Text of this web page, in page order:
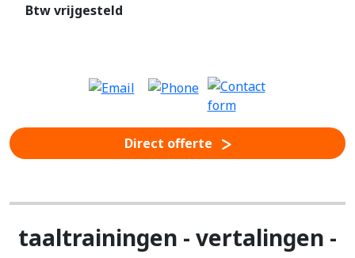
Btw vrijgesteld
Direct offerte
taaltrainingen - vertalingen -